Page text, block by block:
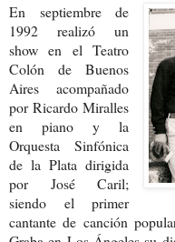
En septiembre de
1992 realizó un
show en el Teatro
Colón de Buenos
Aires acompañado
por Ricardo Miralles
en piano y la
Orquesta Sinfónica
de la Plata dirigida
por José Caril;
siendo el primer
cantante de canción